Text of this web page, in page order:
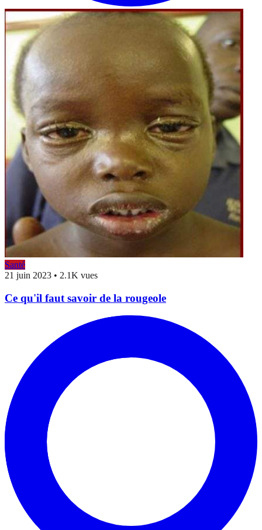
Santé
21 juin 2023 • 2.1K vues
Ce qu'il faut savoir de la rougeole